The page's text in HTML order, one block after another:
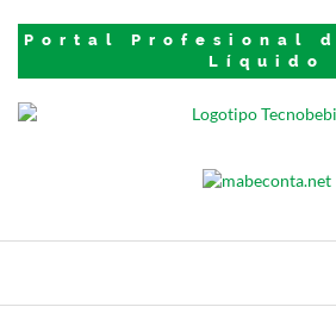
Portal Profesional
Líquido